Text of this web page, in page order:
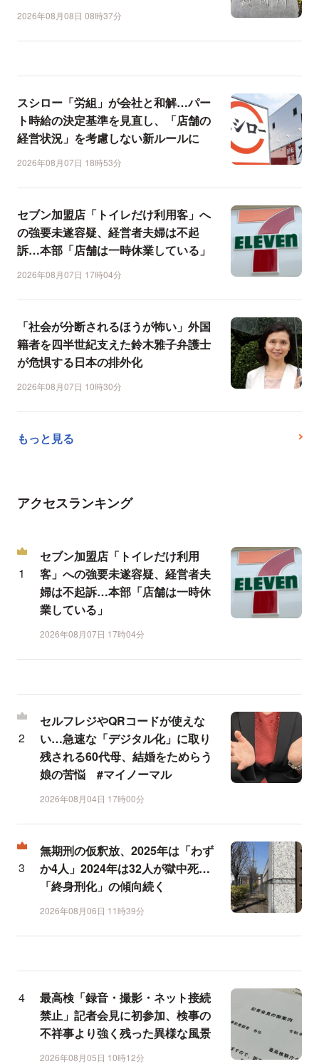
2026年08月08日 08時37分
スシロー「労組」が会社と和解…パー
ト時給の決定基準を見直し、「店舗の
経営状況」を考慮しない新ルールに
2026年08月07日 18時53分
セブン加盟店「トイレだけ利用客」へ
の強要未遂容疑、経営者夫婦は不起
訴…本部「店舗は一時休業している」
2026年08月07日 17時04分
「社会が分断されるほうが怖い」外国
籍者を四半世紀支えた鈴木雅子弁護士
が危惧する日本の排外化
2026年08月07日 10時30分
もっと見る
アクセスランキング
セブン加盟店「トイレだけ利用
客」への強要未遂容疑、経営者夫
婦は不起訴…本部「店舗は一時休
業している」
2026年08月07日 17時04分
セルフレジやQRコードが使えな
い…急速な「デジタル化」に取り
残される60代母、結婚をためらう
娘の苦悩 #マイノーマル
2026年08月04日 17時00分
無期刑の仮釈放、2025年は「わず
か4人」2024年は32人が獄中死…
「終身刑化」の傾向続く
2026年08月06日 11時39分
最高検「録音・撮影・ネット接続
禁止」記者会見に初参加、検事の
不祥事より強く残った異様な風景
2026年08月05日 10時12分